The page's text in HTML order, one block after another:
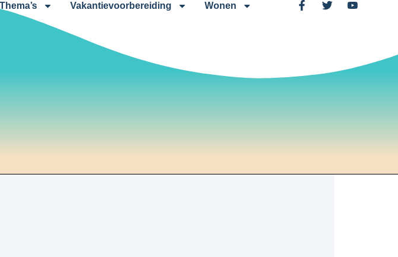
Thema’s Vakantievoorbereiding Wonen